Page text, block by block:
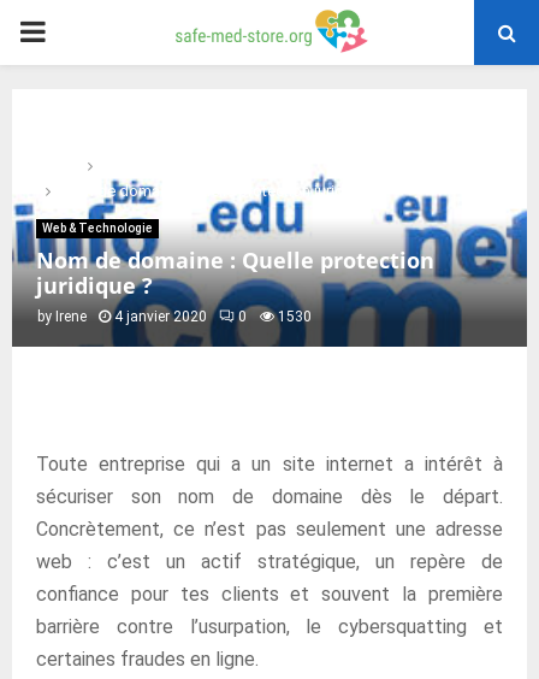
PRIMARY
Nom de domaine : Quelle protection juridique ?
Web & Technologie
Nom de domaine : Quelle protection
juridique ?
by Irene 4 janvier 2020 0 1530
Toute entreprise qui a un site internet a intérêt à
sécuriser son nom de domaine dès le départ.
Concrètement, ce n’est pas seulement une adresse
web : c’est un actif stratégique, un repère de
confiance pour tes clients et souvent la première
barrière contre l’usurpation, le cybersquatting et
certaines fraudes en ligne.